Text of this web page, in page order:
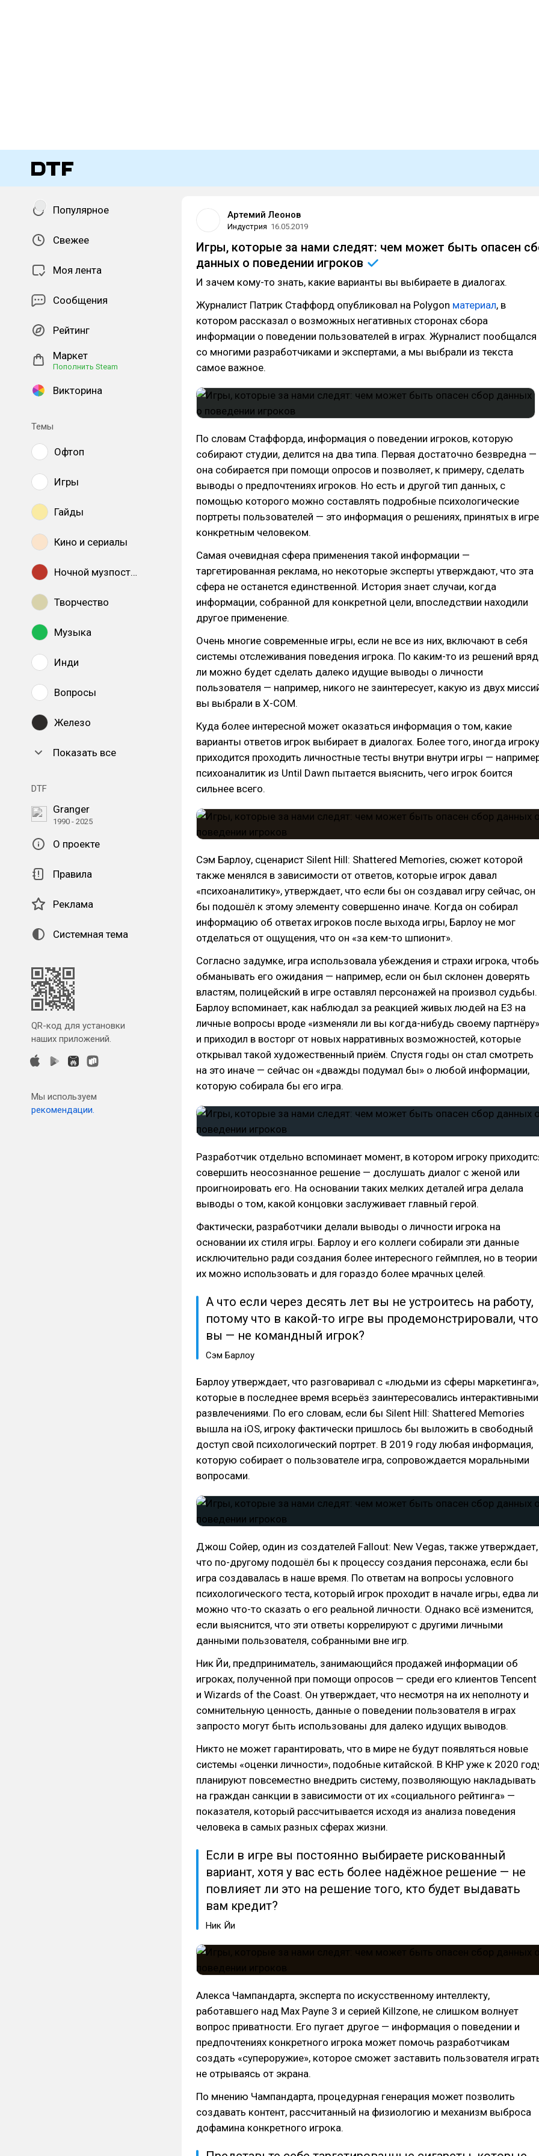
Популярное
Свежее
Моя лента
Сообщения
Рейтинг
Маркет
Пополнить Steam
Викторина
Темы
Офтоп
Игры
Гайды
Кино и сериалы
Ночной музпостинг
Творчество
Музыка
Инди
Вопросы
Железо
Показать все
DTF
Granger
1990 - 2025
О проекте
Правила
Реклама
Системная тема
QR-код для установки
наших приложений.
Мы используем
рекомендации.
Артемий Леонов
Индустрия 16.05.2019
Игры, которые за нами следят: чем может быть опасен
данных о поведении игроков
И зачем кому-то знать, какие варианты вы выбираете в диалогах.
Журналист Патрик Стаффорд опубликовал на Polygon материал, в
котором рассказал о возможных негативных сторонах сбора
информации о поведении пользователей в играх. Журналист пообщался
со многими разработчиками и экспертами, а мы выбрали из текста
самое важное.
По словам Стаффорда, информация о поведении игроков, которую
собирают студии, делится на два типа. Первая достаточно безвредна —
она собирается при помощи опросов и позволяет, к примеру, сделать
выводы о предпочтениях игроков. Но есть и другой тип данных, с
помощью которого можно составлять подробные психологические
портреты пользователей — это информация о решениях, принятых в игре
конкретным человеком.
Самая очевидная сфера применения такой информации —
таргетированная реклама, но некоторые эксперты утверждают, что эта
сфера не останется единственной. История знает случаи, когда
информации, собранной для конкретной цели, впоследствии находили
другое применение.
Очень многие современные игры, если не все из них, включают в себя
системы отслеживания поведения игрока. По каким-то из решений вряд
ли можно будет сделать далеко идущие выводы о личности
пользователя — например, никого не заинтересует, какую из двух
вы выбрали в X-COM.
Куда более интересной может оказаться информация о том, какие
варианты ответов игрок выбирает в диалогах. Более того, иногда игроку
приходится проходить личностные тесты внутри внутри игры —
психоаналитик из Until Dawn пытается выяснить, чего игрок боится
сильнее всего.
Сэм Барлоу, сценарист Silent Hill: Shattered Memories, сюжет которой
также менялся в зависимости от ответов, которые игрок давал
«психоаналитику», утверждает, что если бы он создавал игру сейчас, он
бы подошёл к этому элементу совершенно иначе. Когда он собирал
информацию об ответах игроков после выхода игры, Барлоу не мог
отделаться от ощущения, что он «за кем-то шпионит».
Согласно задумке, игра использовала убеждения и страхи игрока,
обманывать его ожидания — например, если он был склонен доверять
властям, полицейский в игре оставлял персонажей на произвол судьбы.
Барлоу вспоминает, как наблюдал за реакцией живых людей на E3 на
личные вопросы вроде «изменяли ли вы когда-нибудь своему
и приходил в восторг от новых нарративных возможностей, которые
открывал такой художественный приём. Спустя годы он стал смотреть
на это иначе — сейчас он «дважды подумал бы» о любой информации,
которую собирала бы его игра.
Разработчик отдельно вспоминает момент, в котором игроку
совершить неосознанное решение — дослушать диалог с женой или
проигноировать его. На основании таких мелких деталей игра делала
выводы о том, какой концовки заслуживает главный герой.
Фактически, разработчики делали выводы о личности игрока на
основании их стиля игры. Барлоу и его коллеги собирали эти данные
исключительно ради создания более интересного геймплея, но в теории
их можно использовать и для гораздо более мрачных целей.
А что если через десять лет вы не устроитесь на работу,
потому что в какой-то игре вы продемонстрировали, что
вы — не командный игрок?
Сэм Барлоу
Барлоу утверждает, что разговаривал с «людьми из сферы маркетинга»,
которые в последнее время всерьёз заинтересовались интерактивными
развлечениями. По его словам, если бы Silent Hill: Shattered Memories
вышла на iOS, игроку фактически пришлось бы выложить в свободный
доступ свой психологический портрет. В 2019 году любая информация,
которую собирает о пользователе игра, сопровождается моральными
вопросами.
Джош Сойер, один из создателей Fallout: New Vegas, также утверждает,
что по-другому подошёл бы к процессу создания персонажа, если бы
игра создавалась в наше время. По ответам на вопросы условного
психологического теста, который игрок проходит в начале игры, едва ли
можно что-то сказать о его реальной личности. Однако всё изменится,
если выяснится, что эти ответы коррелируют с другими личными
данными пользователя, собранными вне игр.
Ник Йи, предприниматель, занимающийся продажей информации об
игроках, полученной при помощи опросов — среди его клиентов Tencent
и Wizards of the Coast. Он утверждает, что несмотря на их неполноту и
сомнительную ценность, данные о поведении пользователя в играх
запросто могут быть использованы для далеко идущих выводов.
Никто не может гарантировать, что в мире не будут появляться новые
системы «оценки личности», подобные китайской. В КНР уже к 2020
планируют повсеместно внедрить систему, позволяющую накладывать
на граждан санкции в зависимости от их «социального рейтинга» —
показателя, который рассчитывается исходя из анализа поведения
человека в самых разных сферах жизни.
Если в игре вы постоянно выбираете рискованный
вариант, хотя у вас есть более надёжное решение — не
повлияет ли это на решение того, кто будет выдавать
вам кредит?
Ник Йи
Алекса Чампандарта, эксперта по искусственному интеллекту,
работавшего над Max Payne 3 и серией Killzone, не слишком волнует
вопрос приватности. Его пугает другое — информация о поведении и
предпочтениях конкретного игрока может помочь разработчикам
создать «супероружие», которое сможет заставить пользователя
не отрываясь от экрана.
По мнению Чампандарта, процедурная генерация может позволить
создавать контент, рассчитанный на физиологию и механизм выброса
дофамина конкретного игрока.